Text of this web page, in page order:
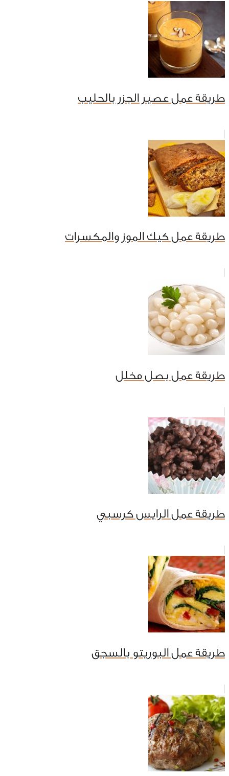
طريقة عمل عصير الجزر بالحليب
طريقة عمل كيك الموز والمكسرات
طريقة عمل بصل مخلل
طريقة عمل الرايس كرسبي
طريقة عمل البوريتو بالسجق